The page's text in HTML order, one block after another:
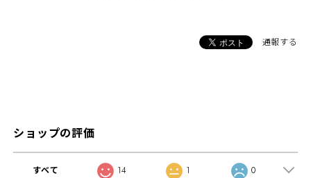
通報する
ショップの評価
すべて 14 1 0